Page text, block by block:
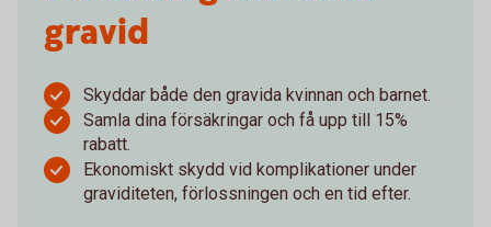
gravid
Skyddar både den gravida kvinnan och barnet.
Samla dina försäkringar och få upp till 15%
rabatt.
Ekonomiskt skydd vid komplikationer under
graviditeten, förlossningen och en tid efter.